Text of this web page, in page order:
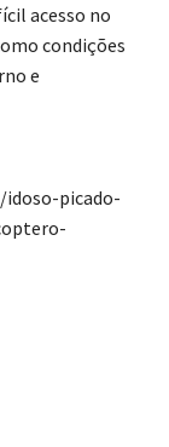
acesso no
condições
e
picado-